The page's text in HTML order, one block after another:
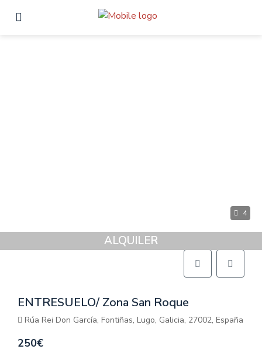
4
ALQUILER
ENTRESUELO/ Zona San Roque
Rúa Rei Don García, Fontiñas, Lugo, Galicia, 27002, España
250€